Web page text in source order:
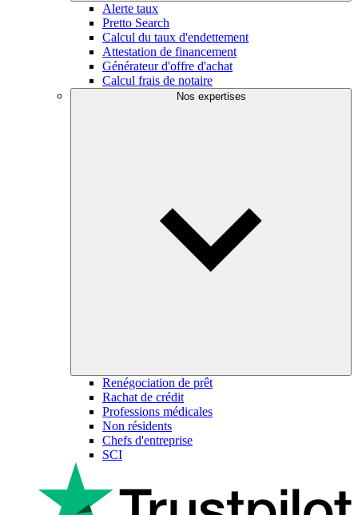
Alerte taux
Pretto Search
Calcul du taux d'endettement
Attestation de financement
Générateur d'offre d'achat
Calcul frais de notaire
Nos expertises
Renégociation de prêt
Rachat de crédit
Professions médicales
Non résidents
Chefs d'entreprise
SCI